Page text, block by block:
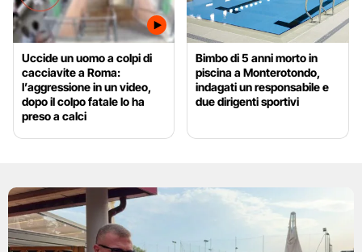
Uccide un uomo a colpi di
cacciavite a Roma:
l’aggressione in un video,
dopo il colpo fatale lo ha
preso a calci
Bimbo di 5 anni morto in
piscina a Monterotondo,
indagati un responsabile e
due dirigenti sportivi